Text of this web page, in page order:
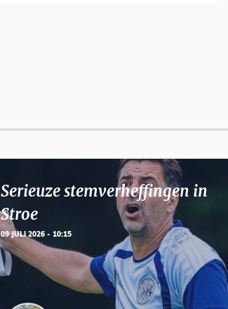
Serieuze stemverheffingen in
Stroe
09 JULI 2026 - 10:15